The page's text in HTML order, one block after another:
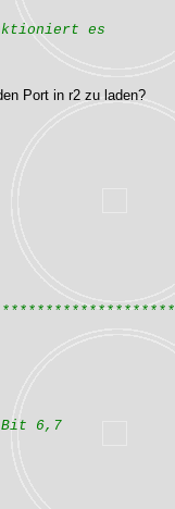
es
Port in r2 zu laden?
6,7